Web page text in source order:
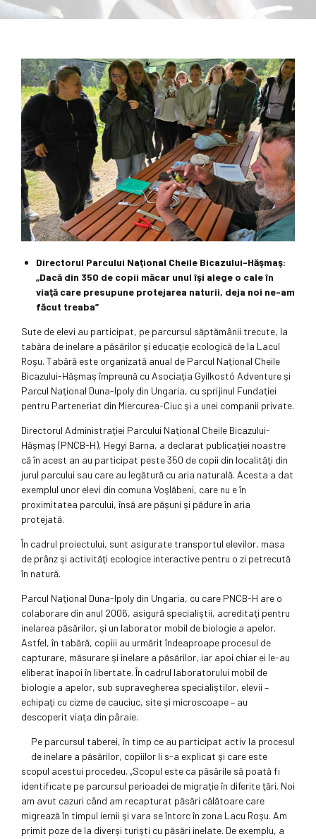
Directorul Parcului Naţional Cheile Bicazului-Hăşmaş:
„Dacă din 350 de copii măcar unul îşi alege o cale în
viaţă care presupune protejarea naturii, deja noi ne-am
făcut treaba”
Sute de elevi au participat, pe parcursul săptămânii trecute, la
tabăra de inelare a păsărilor şi educaţie ecologică de la Lacul
Roşu. Tabără este organizată anual de Parcul Naţional Cheile
Bicazului-Hăşmaş împreună cu Asociaţia Gyilkostó Adventure şi
Parcul Naţional Duna-Ipoly din Ungaria, cu sprijinul Fundaţiei
pentru Parteneriat din Miercurea-Ciuc şi a unei companii private.
Directorul Administraţiei Parcului Naţional Cheile Bicazului-
Hăşmaş (PNCB-H), Hegyi Barna, a declarat publicaţiei noastre
că în acest an au participat peste 350 de copii din localităţi din
jurul parcului sau care au legătură cu aria naturală. Acesta a dat
exemplul unor elevi din comuna Voşlăbeni, care nu e în
proximitatea parcului, însă are păşuni şi pădure în aria
protejată.
În cadrul proiectului, sunt asigurate transportul elevilor, masa
de prânz şi activităţi ecologice interactive pentru o zi petrecută
în natură.
Parcul Naţional Duna-Ipoly din Ungaria, cu care PNCB-H are o
colaborare din anul 2006, asigură specialiştii, acreditaţi pentru
inelarea păsărilor, şi un laborator mobil de biologie a apelor.
Astfel, în tabără, copiii au urmărit îndeaproape procesul de
capturare, măsurare şi inelare a păsărilor, iar apoi chiar ei le-au
eliberat înapoi în libertate. În cadrul laboratorului mobil de
biologie a apelor, sub supravegherea specialiştilor, elevii –
echipaţi cu cizme de cauciuc, site şi microscoape – au
descoperit viaţa din pâraie.
Pe parcursul taberei, în timp ce au participat activ la procesul
de inelare a păsărilor, copiilor li s-a explicat şi care este
scopul acestui procedeu. „Scopul este ca păsările să poată fi
identificate pe parcursul perioadei de migraţie în diferite ţări. Noi
am avut cazuri când am recapturat păsări călătoare care
migrează în timpul iernii şi vara se întorc în zona Lacu Roşu. Am
primit poze de la diverşi turişti cu păsări inelate. De exemplu, a